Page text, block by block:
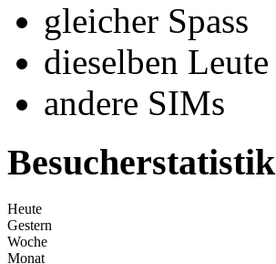
gleicher Spass
dieselben Leute
andere SIMs
Besucherstatistik
Heute
Gestern
Woche
Monat